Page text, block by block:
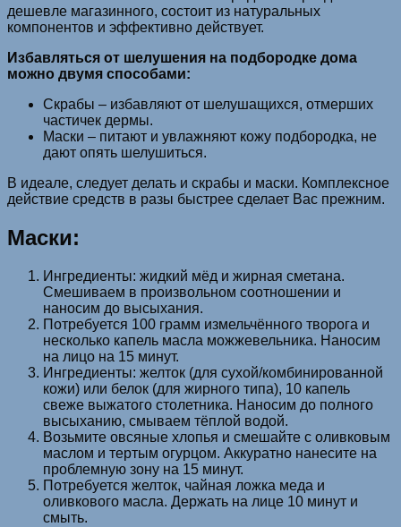
дешевле магазинного, состоит из натуральных
компонентов и эффективно действует.
Избавляться от шелушения на подбородке дома
можно двумя способами:
Скрабы – избавляют от шелушащихся, отмерших
частичек дермы.
Маски – питают и увлажняют кожу подбородка, не
дают опять шелушиться.
В идеале, следует делать и скрабы и маски. Комплексное
действие средств в разы быстрее сделает Вас прежним.
Маски:
Ингредиенты: жидкий мёд и жирная сметана.
Смешиваем в произвольном соотношении и
наносим до высыхания.
Потребуется 100 грамм измельчённого творога и
несколько капель масла можжевельника. Наносим
на лицо на 15 минут.
Ингредиенты: желток (для сухой/комбинированной
кожи) или белок (для жирного типа), 10 капель
свеже выжатого столетника. Наносим до полного
высыханию, смываем тёплой водой.
Возьмите овсяные хлопья и смешайте с оливковым
маслом и тертым огурцом. Аккуратно нанесите на
проблемную зону на 15 минут.
Потребуется желток, чайная ложка меда и
оливкового масла. Держать на лице 10 минут и
смыть.